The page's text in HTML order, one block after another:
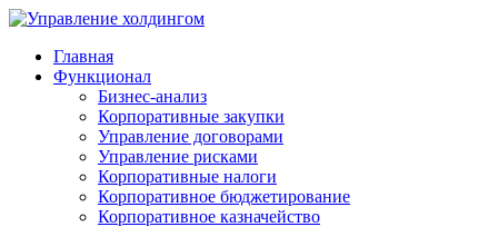
Главная
Функционал
Бизнес-анализ
Корпоративные закупки
Управление договорами
Управление рисками
Корпоративные налоги
Корпоративное бюджетирование
Корпоративное казначейство